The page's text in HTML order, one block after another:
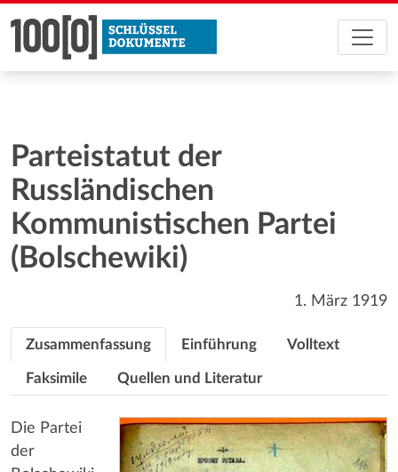
Parteistatut der
Russländischen
Kommunistischen Partei
(Bolschewiki)
1. März 1919
Zusammenfassung Einführung Volltext
Faksimile Quellen und Literatur
Die Partei
der